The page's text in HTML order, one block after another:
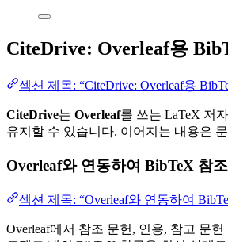
CiteDrive: Overleaf용
섹션 제목: “CiteDrive: Overleaf용
CiteDrive는 Overleaf를 쓰는 LaTeX 저
유지할 수 있습니다. 이어지는 내용은
Overleaf와 연동하여 BibTeX 참
섹션 제목: “Overleaf와 연동하여
Overleaf에서 참조 문헌, 인용, 참고 문